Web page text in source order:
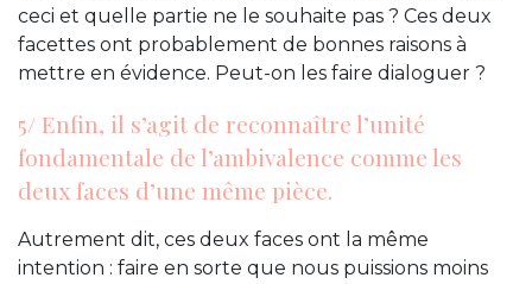
ceci et quelle partie ne le souhaite pas ? Ces deux
facettes ont probablement de bonnes raisons à
mettre en évidence. Peut-on les faire dialoguer ?
5/ Enfin, il s’agit de reconnaître l’unité
fondamentale de l’ambivalence comme les
deux faces d’une même pièce.
Autrement dit, ces deux faces ont la même
intention : faire en sorte que nous puissions moins